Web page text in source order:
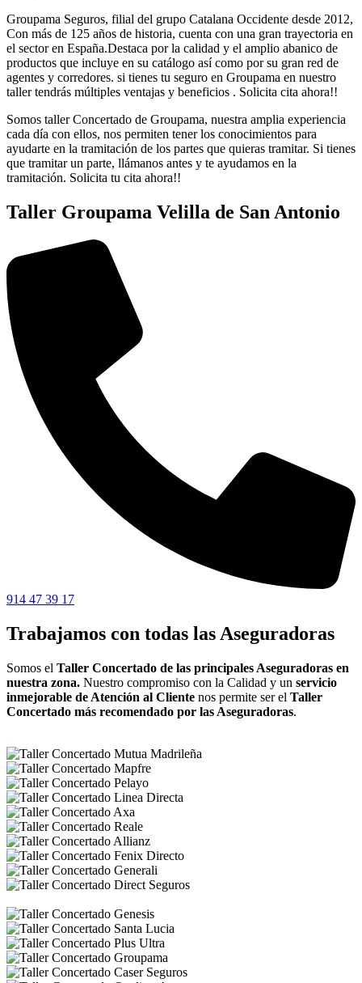
Groupama Seguros, filial del grupo Catalana Occidente desde 2012,
Con más de 125 años de historia, cuenta con una gran trayectoria en
el sector en España.Destaca por la calidad y el amplio abanico de
productos que incluye en su catálogo así como por su gran red de
agentes y corredores. si tienes tu seguro en Groupama en nuestro
taller tendrás múltiples ventajas y beneficios . Solicita cita ahora!!
Somos taller Concertado de Groupama, nuestra amplia experiencia
cada día con ellos, nos permiten tener los conocimientos para
ayudarte en la tramitación de los partes que quieras tramitar. Si tienes
que tramitar un parte, llámanos antes y te ayudamos en la
tramitación. Solicita tu cita ahora!!
Taller Groupama Velilla de San Antonio
914 47 39 17
Trabajamos con todas las Aseguradoras
Somos el Taller Concertado de las principales Aseguradoras en
nuestra zona. Nuestro compromiso con la Calidad y un servicio
inmejorable de Atención al Cliente nos permite ser el Taller
Concertado más recomendado por las Aseguradoras.